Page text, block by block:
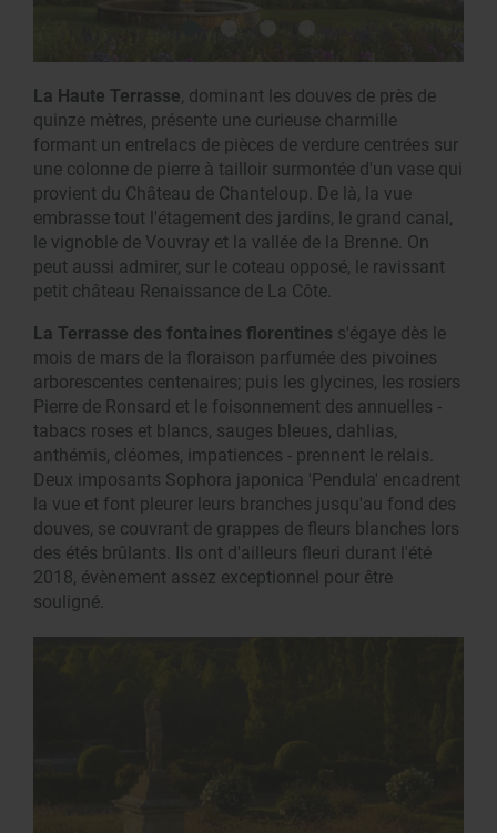
La Haute Terrasse, dominant les douves de près de
quinze mètres, présente une curieuse charmille
formant un entrelacs de pièces de verdure centrées sur
une colonne de pierre à tailloir surmontée d'un vase qui
provient du Château de Chanteloup. De là, la vue
embrasse tout l'étagement des jardins, le grand canal,
le vignoble de Vouvray et la vallée de la Brenne. On
peut aussi admirer, sur le coteau opposé, le ravissant
petit château Renaissance de La Côte.
La Terrasse des fontaines florentines s'égaye dès le
mois de mars de la floraison parfumée des pivoines
arborescentes centenaires; puis les glycines, les rosiers
Pierre de Ronsard et le foisonnement des annuelles -
tabacs roses et blancs, sauges bleues, dahlias,
anthémis, cléomes, impatiences - prennent le relais.
Deux imposants Sophora japonica 'Pendula' encadrent
la vue et font pleurer leurs branches jusqu'au fond des
douves, se couvrant de grappes de fleurs blanches lors
des étés brûlants. Ils ont d'ailleurs fleuri durant l'été
2018, évènement assez exceptionnel pour être
souligné.